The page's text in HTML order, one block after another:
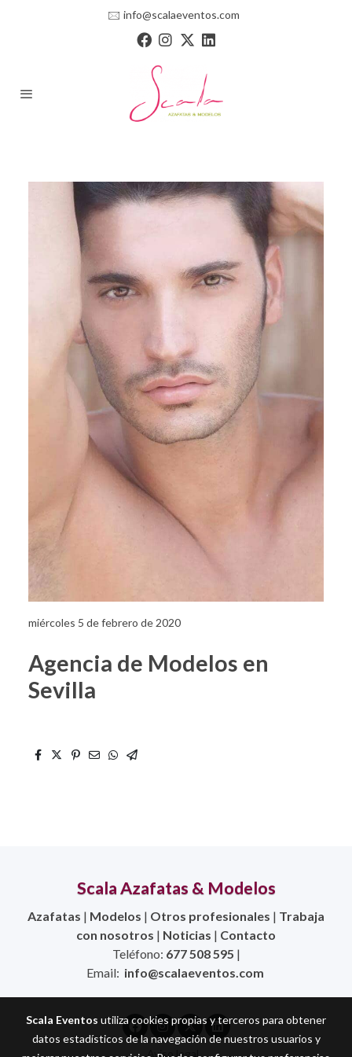
🖂 info@scalaeventos.com
miércoles 5 de febrero de 2020
Agencia de Modelos en
Sevilla
Scala Azafatas & Modelos
Azafatas | Modelos | Otros profesionales | Trabaja
con nosotros | Noticias | Contacto
Teléfono: 677 508 595 |
Email: info@scalaeventos.com
Aviso legal
Scala Eventos utiliza cookies propias y terceros para obtener
datos estadísticos de la navegación de nuestros usuarios y